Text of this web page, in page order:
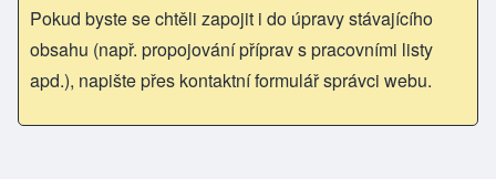
Pokud byste se chtěli zapojit i do úpravy stávajícího
obsahu (např. propojování příprav s pracovními listy
apd.), napište přes kontaktní formulář správci webu.